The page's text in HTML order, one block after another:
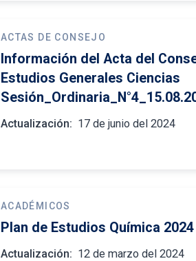
ACTAS DE CONSEJO
Información del Acta del
Estudios Generales Ciencias
Actualización: 17 de junio del 2024
ACADÉMICOS
Plan de Estudios Química 2024
Actualización: 12 de marzo del 2024